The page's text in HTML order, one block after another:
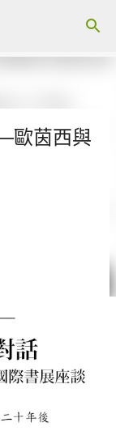
歐茵西與